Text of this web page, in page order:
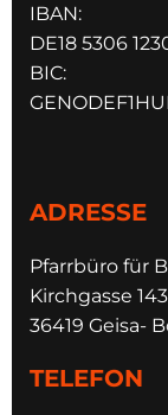
IBAN:
DE18 5306
BIC:
ADRESSE
Pfarrbüro für
Kirchgasse 143
36419 Geisa-
TELEFON